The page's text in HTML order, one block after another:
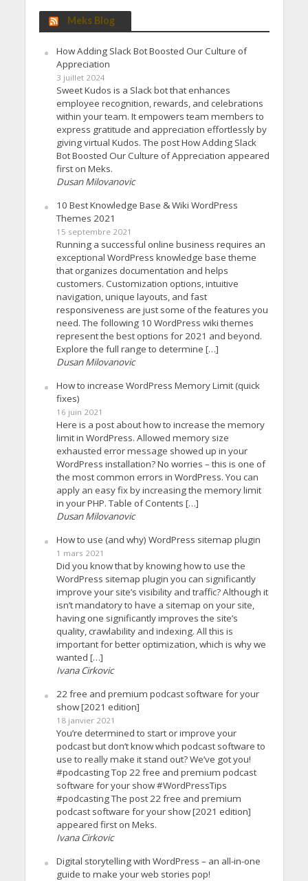
Meks Blog
How Adding Slack Bot Boosted Our Culture of
Appreciation
3 juillet 2024
Sweet Kudos is a Slack bot that enhances
employee recognition, rewards, and celebrations
within your team. It empowers team members to
express gratitude and appreciation effortlessly by
giving virtual Kudos. The post How Adding Slack
Bot Boosted Our Culture of Appreciation appeared
first on Meks.
Dusan Milovanovic
10 Best Knowledge Base & Wiki WordPress
Themes 2021
15 septembre 2021
Running a successful online business requires an
exceptional WordPress knowledge base theme
that organizes documentation and helps
customers. Customization options, intuitive
navigation, unique layouts, and fast
responsiveness are just some of the features you
need. The following 10 WordPress wiki themes
represent the best options for 2021 and beyond.
Explore the full range to determine […]
Dusan Milovanovic
How to increase WordPress Memory Limit (quick
fixes)
16 juin 2021
Here is a post about how to increase the memory
limit in WordPress. Allowed memory size
exhausted error message showed up in your
WordPress installation? No worries – this is one of
the most common errors in WordPress. You can
apply an easy fix by increasing the memory limit
in your PHP. Table of Contents […]
Dusan Milovanovic
How to use (and why) WordPress sitemap plugin
1 mars 2021
Did you know that by knowing how to use the
WordPress sitemap plugin you can significantly
improve your site’s visibility and traffic? Although it
isn’t mandatory to have a sitemap on your site,
having one significantly improves the site’s
quality, crawlability and indexing. All this is
important for better optimization, which is why we
wanted […]
Ivana Cirkovic
22 free and premium podcast software for your
show [2021 edition]
18 janvier 2021
You’re determined to start or improve your
podcast but don’t know which podcast software to
use to really make it stand out? We’ve got you!
#podcasting Top 22 free and premium podcast
software for your show #WordPressTips
#podcasting The post 22 free and premium
podcast software for your show [2021 edition]
appeared first on Meks.
Ivana Cirkovic
Digital storytelling with WordPress – an all-in-one
guide to make your web stories pop!